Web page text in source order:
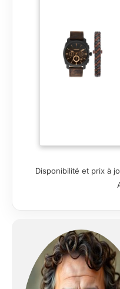
Disponibilité et prix à